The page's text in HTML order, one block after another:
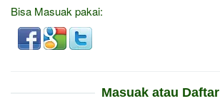
Bisa Masuak pakai:
Masuak atau Daftar